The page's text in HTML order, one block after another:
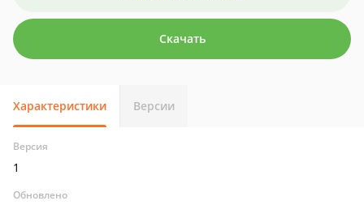
Скачать
Характеристики Версии
Версия
1
Обновлено